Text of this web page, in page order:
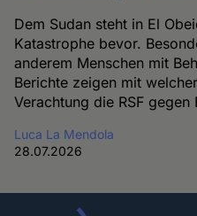
Dem Sudan steht in El
Katastrophe bevor.
anderem Menschen mit
Berichte zeigen mit
Verachtung die RSF
Luca La Mendola
28.07.2026